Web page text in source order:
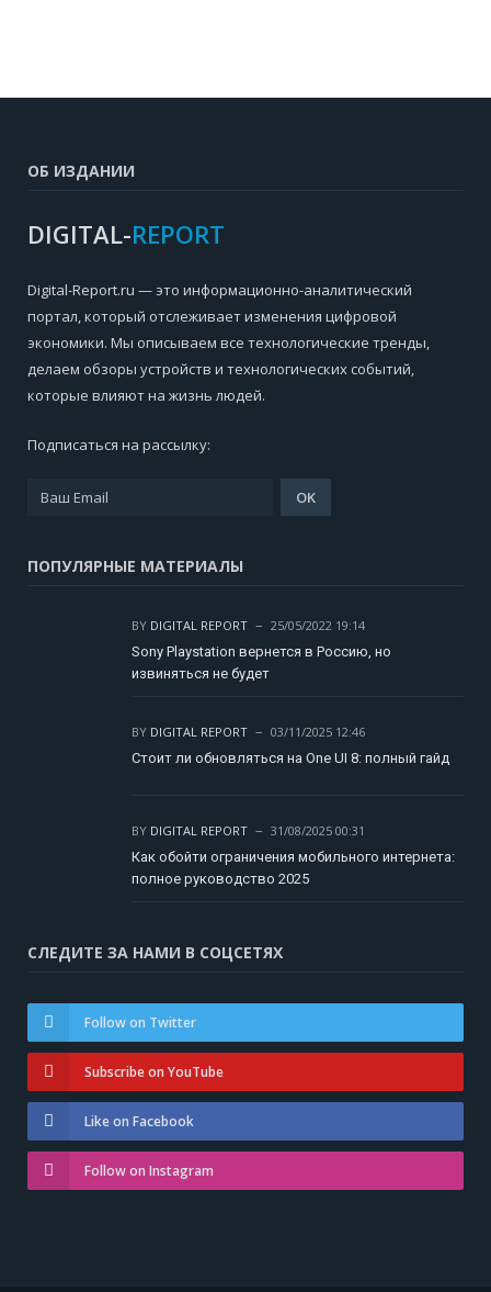
ОБ ИЗДАНИИ
DIGITAL-REPORT
Digital-Report.ru — это информационно-аналитический
портал, который отслеживает изменения цифровой
экономики. Мы описываем все технологические тренды,
делаем обзоры устройств и технологических событий,
которые влияют на жизнь людей.
Подписаться на рассылку:
ПОПУЛЯРНЫЕ МАТЕРИАЛЫ
BY DIGITAL REPORT
25/05/2022 19:14
Sony Playstation вернется в Россию, но
извиняться не будет
BY DIGITAL REPORT
03/11/2025 12:46
Стоит ли обновляться на One UI 8: полный гайд
BY DIGITAL REPORT
31/08/2025 00:31
Как обойти ограничения мобильного интернета:
полное руководство 2025
СЛЕДИТЕ ЗА НАМИ В СОЦСЕТЯХ
Follow on Twitter
Subscribe on YouTube
Like on Facebook
Follow on Instagram